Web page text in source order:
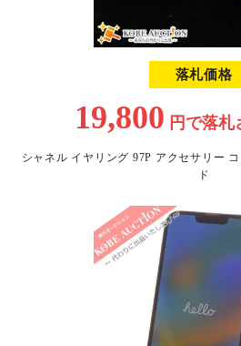
落札価格
19,800 円で落札
シャネル イヤリング 97P アクセサリー
ド